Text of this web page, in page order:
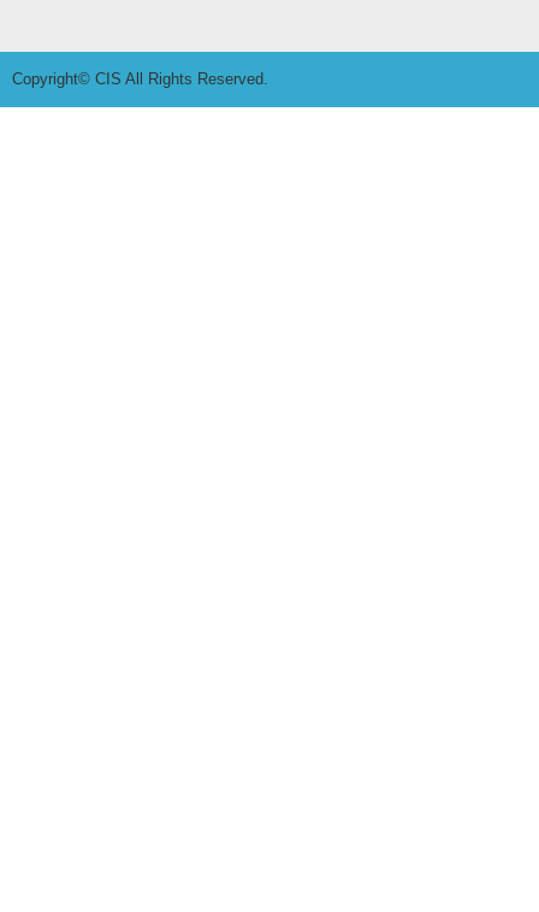
Copyright© CIS All Rights Reserved.